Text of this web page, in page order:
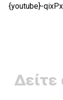
{youtube}-
Δείτε